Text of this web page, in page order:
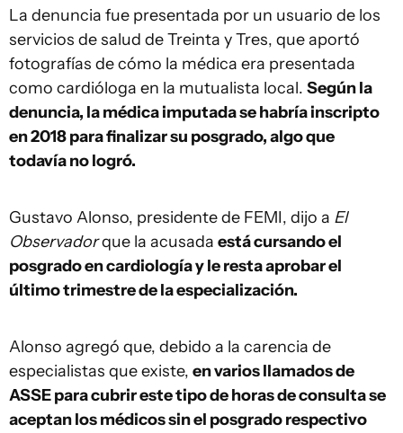
La denuncia fue presentada por un usuario de los
servicios de salud de Treinta y Tres, que aportó
fotografías de cómo la médica era presentada
como cardióloga en la mutualista local. Según la
denuncia, la médica imputada se habría inscripto
en 2018 para finalizar su posgrado, algo que
todavía no logró.
Gustavo Alonso, presidente de FEMI, dijo a El
Observadorque la acusada está cursando el
posgrado en cardiología y le resta aprobar el
último trimestre de la especialización.
Alonso agregó que, debido a la carencia de
especialistas que existe, en varios llamados de
ASSE para cubrir este tipo de horas de consulta se
aceptan los médicos sin el posgrado respectivo